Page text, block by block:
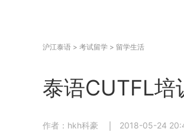
沪江泰语 > 考试留学 > 留学生活
泰语CUTFL
作者：hkh科豪 2018-05-24